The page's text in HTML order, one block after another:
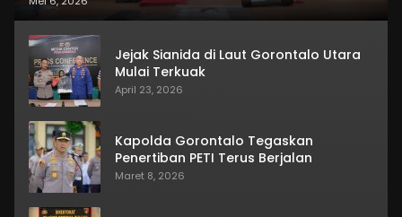
Jejak Sianida di Laut Gorontalo Utara
Mulai Terkuak
April 23, 2026
Kapolda Gorontalo Tegaskan
Penertiban PETI Terus Berjalan
Maret 8, 2026